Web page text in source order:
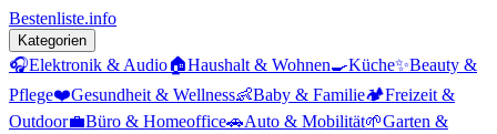
Bestenliste.info
Kategorien
🎧Elektronik & Audio🏠Haushalt & Wohnen🍳Küche✨Beauty &
Pflege❤️Gesundheit & Wellness👶Baby & Familie🏕️Freizeit &
Outdoor💼Büro & Homeoffice🚗Auto & Mobilität🌱Garten &